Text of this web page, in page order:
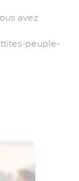
avez
peuple-